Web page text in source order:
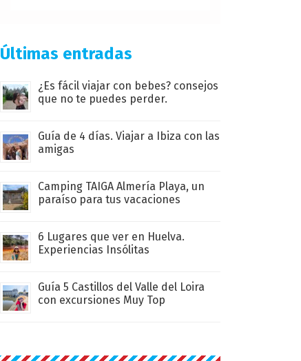
Últimas entradas
¿Es fácil viajar con bebes? consejos
que no te puedes perder.
Guía de 4 días. Viajar a Ibiza con las
amigas
Camping TAIGA Almería Playa, un
paraíso para tus vacaciones
6 Lugares que ver en Huelva.
Experiencias Insólitas
Guía 5 Castillos del Valle del Loira
con excursiones Muy Top